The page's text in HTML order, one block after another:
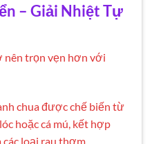
– Giải Nhiệt Tự
nên trọn vẹn hơn với
chua được chế biến từ
hoặc cá mú, kết hợp
các loại rau thơm.